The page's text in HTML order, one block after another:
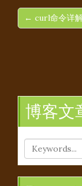
← curl命令详
博客文